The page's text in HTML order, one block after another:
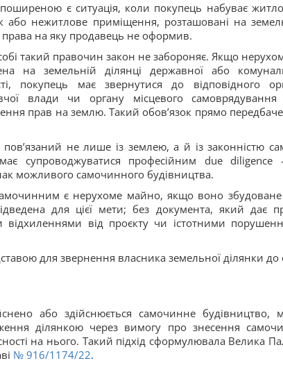
є ситуація, коли покупець набуває
або нежитлове приміщення, розташовані на
права на яку продавець не оформив.
такий правочин закон не забороняє. Якщо
на земельній ділянці державної або
покупець має звернутися до відповідного
влади чи органу місцевого самоврядування
прав на землю. Такий обов’язок прямо
не лише із землею, а й із законністю
супроводжуватися професійним due
можливого самочинного будівництва.
є нерухоме майно, якщо воно
для цієї мети; без документа, який дає
відхиленнями від проєкту чи істотними
для звернення власника земельної ділянки до
або здійснюється самочинне будівництво,
ділянкою через вимогу про знесення
на нього. Такий підхід сформулювала Велика
№ 916/1174/22.